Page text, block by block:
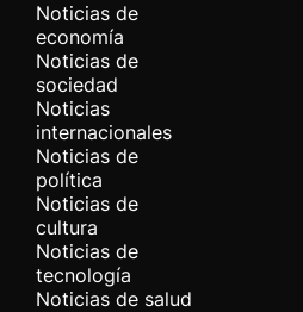
Noticias de
economía
Noticias de
sociedad
Noticias
internacionales
Noticias de
política
Noticias de
cultura
Noticias de
tecnología
Noticias de salud